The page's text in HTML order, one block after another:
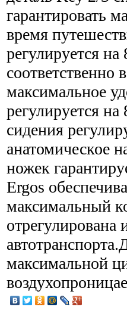
гарантировать
время
регулируется
соответственно
максимальное
регулируется
сидения
анатомическое
ножек
Ergos
максимальный
максимальной